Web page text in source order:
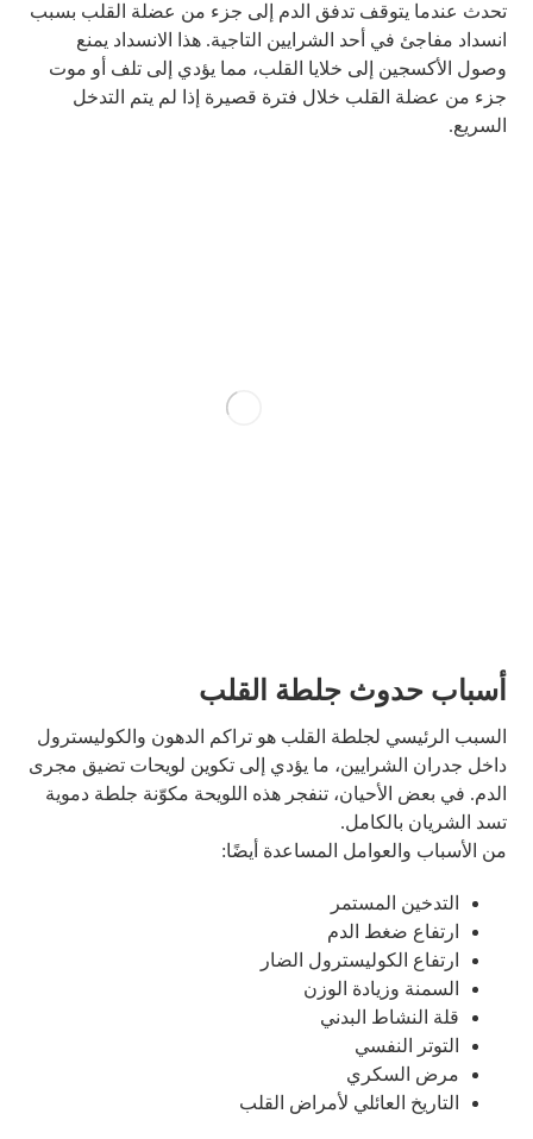
تحدث عندما يتوقف تدفق الدم إلى جزء من عضلة القلب بسبب
انسداد مفاجئ في أحد الشرايين التاجية. هذا الانسداد يمنع
وصول الأكسجين إلى خلايا القلب، مما يؤدي إلى تلف أو موت
جزء من عضلة القلب خلال فترة قصيرة إذا لم يتم التدخل
السريع.
أسباب حدوث جلطة القلب
السبب الرئيسي لجلطة القلب هو تراكم الدهون والكوليسترول
داخل جدران الشرايين، ما يؤدي إلى تكوين لويحات تضيق مجرى
الدم. في بعض الأحيان، تنفجر هذه اللويحة مكوّنة جلطة دموية
تسد الشريان بالكامل.
من الأسباب والعوامل المساعدة أيضًا:
التدخين المستمر
ارتفاع ضغط الدم
ارتفاع الكوليسترول الضار
السمنة وزيادة الوزن
قلة النشاط البدني
التوتر النفسي
مرض السكري
التاريخ العائلي لأمراض القلب